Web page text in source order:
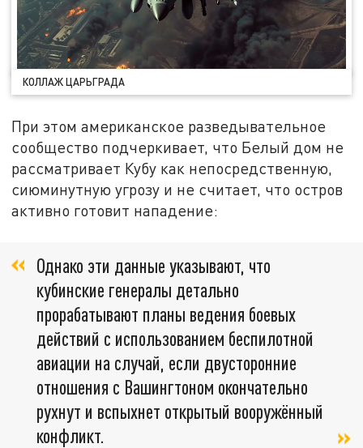
КОЛЛАЖ ЦАРЬГРАДА
При этом американское разведывательное
сообщество подчеркивает, что Белый дом не
рассматривает Кубу как непосредственную,
сиюминутную угрозу и не считает, что остров
активно готовит нападение:
Однако эти данные указывают, что
кубинские генералы детально
прорабатывают планы ведения боевых
действий с использованием беспилотной
авиации на случай, если двусторонние
отношения с Вашингтоном окончательно
рухнут и вспыхнет открытый вооружённый
конфликт.